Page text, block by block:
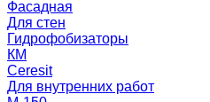
Фасадная
Для стен
Гидрофобизаторы
КМ
Ceresit
Для внутренних работ